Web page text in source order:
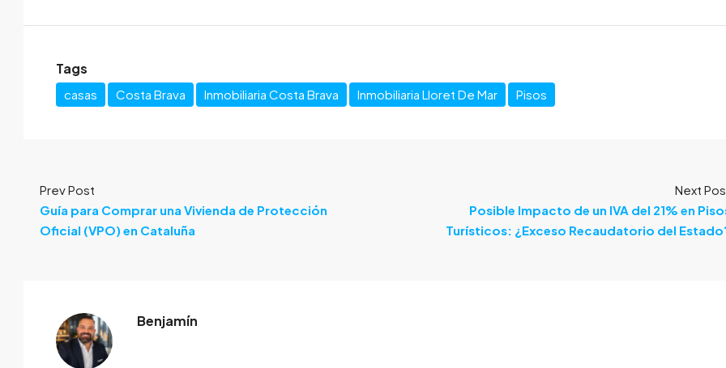
Tags
casas Costa Brava Inmobiliaria Costa Brava Inmobiliaria Lloret De Mar Pisos
Prev Post
Guía para Comprar una Vivienda de Protección
Oficial (VPO) en Cataluña
Next
Posible Impacto de un IVA del 21% en
Turísticos: ¿Exceso Recaudatorio del
Benjamín